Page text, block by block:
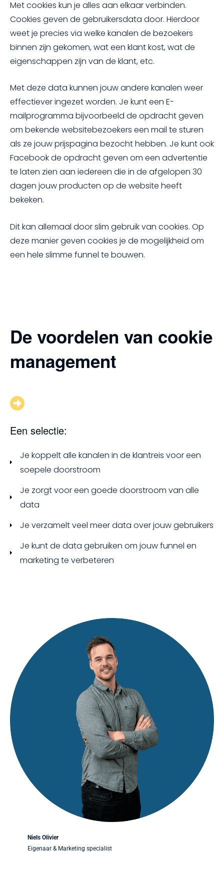
Met cookies kun je alles aan elkaar verbinden.
Cookies geven de gebruikersdata door. Hierdoor
weet je precies via welke kanalen de bezoekers
binnen zijn gekomen, wat een klant kost, wat de
eigenschappen zijn van de klant, etc.
Met deze data kunnen jouw andere kanalen weer
effectiever ingezet worden. Je kunt een E-
mailprogramma bijvoorbeeld de opdracht geven
om bekende websitebezoekers een mail te sturen
als ze jouw prijspagina bezocht hebben. Je kunt ook
Facebook de opdracht geven om een advertentie
te laten zien aan iedereen die in de afgelopen 30
dagen jouw producten op de website heeft
bekeken.
Dit kan allemaal door slim gebruik van cookies. Op
deze manier geven cookies je de mogelijkheid om
een hele slimme funnel te bouwen.
De voordelen van cookie
management
Een selectie:
Je koppelt alle kanalen in de klantreis voor een
soepele doorstroom
Je zorgt voor een goede doorstroom van alle
data
Je verzamelt veel meer data over jouw gebruikers
Je kunt de data gebruiken om jouw funnel en
marketing te verbeteren
Niels Olivier
Eigenaar & Marketing specialist